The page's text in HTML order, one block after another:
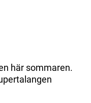
här sommaren.